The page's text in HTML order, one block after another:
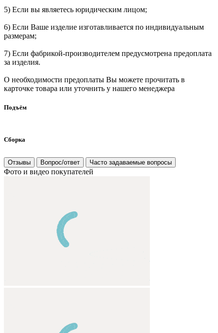
5) Если вы являетесь юридическим лицом;
6) Если Ваше изделие изготавливается по индивидуальным
размерам;
7) Если фабрикой-производителем предусмотрена предоплата
за изделия.
О необходимости предоплаты Вы можете прочитать в
карточке товара или уточнить у нашего менеджера
Подъём
Сборка
Отзывы Вопрос/ответ Часто задаваемые вопросы
Фото и видео покупателей